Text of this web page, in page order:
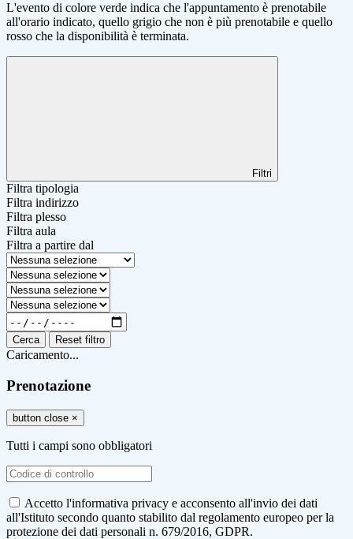
L'evento di colore verde indica che l'appuntamento è prenotabile
all'orario indicato, quello grigio che non è più prenotabile e quello
rosso che la disponibilità è terminata.
Filtri
Filtra tipologia
Filtra indirizzo
Filtra plesso
Filtra aula
Filtra a partire dal
Cerca Reset filtro
Caricamento...
Prenotazione
button close ×
Tutti i campi sono obbligatori
Accetto l'informativa privacy e acconsento all'invio dei dati
all'Istituto secondo quanto stabilito dal regolamento europeo per la
protezione dei dati personali n. 679/2016, GDPR.